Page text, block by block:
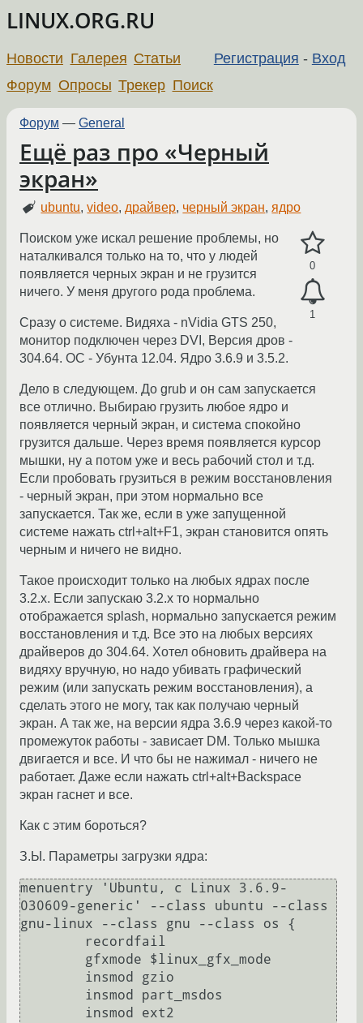
LINUX.ORG.RU
Регистрация - Вход
Новости Галерея Статьи
Форум Опросы Трекер Поиск
Форум — General
Ещё раз про «Черный
экран»
ubuntu,video,драйвер, черный экран,ядро
0
1
Поиском уже искал решение проблемы, но
наталкивался только на то, что у людей
появляется черных экран и не грузится
ничего. У меня другого рода проблема.
Сразу о системе. Видяха - nVidia GTS 250,
монитор подключен через DVI, Версия дров -
304.64. ОС - Убунта 12.04. Ядро 3.6.9 и 3.5.2.
Дело в следующем. До grub и он сам запускается
все отлично. Выбираю грузить любое ядро и
появляется черный экран, и система спокойно
грузится дальше. Через время появляется курсор
мышки, ну а потом уже и весь рабочий стол и т.д.
Если пробовать грузиться в режим восстановления
- черный экран, при этом нормально все
запускается. Так же, если в уже запущенной
системе нажать ctrl+alt+F1, экран становится опять
черным и ничего не видно.
Такое происходит только на любых ядрах после
3.2.x. Если запускаю 3.2.x то нормально
отображается splash, нормально запускается режим
восстановления и т.д. Все это на любых версиях
драйверов до 304.64. Хотел обновить драйвера на
видяху вручную, но надо убивать графический
режим (или запускать режим восстановления), а
сделать этого не могу, так как получаю черный
экран. А так же, на версии ядра 3.6.9 через какой-то
промежуток работы - зависает DM. Только мышка
двигается и все. И что бы не нажимал - ничего не
работает. Даже если нажать ctrl+alt+Backspace
экран гаснет и все.
Как с этим бороться?
З.Ы. Параметры загрузки ядра:
menuentry 'Ubuntu, с Linux 3.6.9-
030609-generic' --class ubuntu --class
gnu-linux --class gnu --class os {